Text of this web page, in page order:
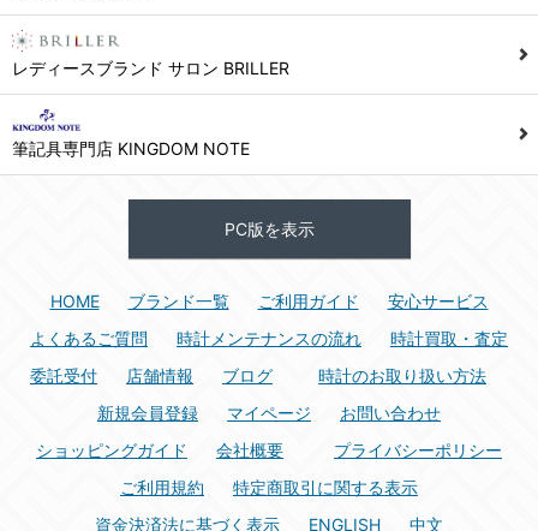
レディースブランド サロン BRILLER
筆記具専門店 KINGDOM NOTE
PC版を表示
HOME ブランド一覧 ご利用ガイド
安心サービス
よくあるご質問
時計メンテナンスの流れ
時計買取・査定
委託受付
店舗情報 ブログ
時計のお取り扱い方法
新規会員登録
マイページ
お問い合わせ
ショッピングガイド
会社概要
プライバシーポリシー
ご利用規約
特定商取引に関する表示
資金決済法に基づく表示
ENGLISH 中文